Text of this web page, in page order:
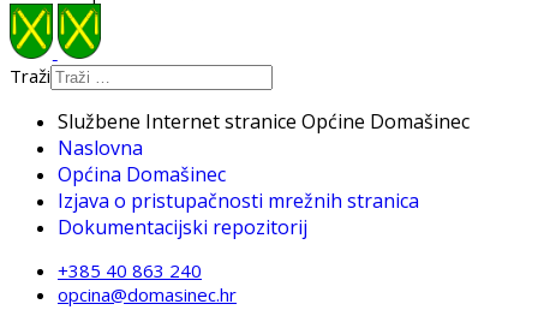
Traži
Službene Internet stranice Općine Domašinec
Naslovna
Općina Domašinec
Izjava o pristupačnosti mrežnih stranica
Dokumentacijski repozitorij
+385 40 863 240
opcina@domasinec.hr